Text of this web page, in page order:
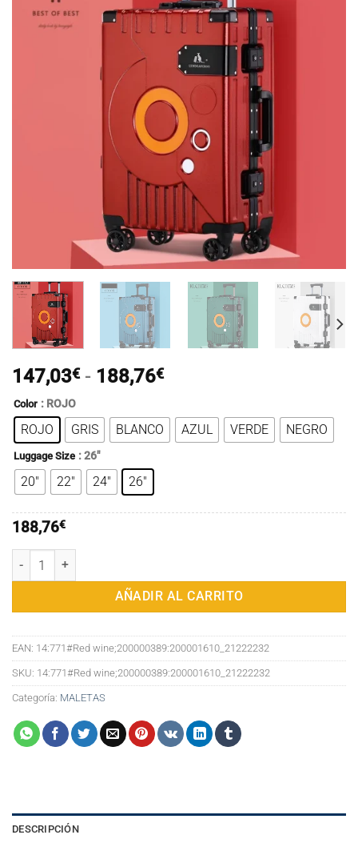
147,03€ - 188,76€Rango
precios:
desde
Color : ROJO
ROJO GRIS BLANCO AZUL VERDE NEGRO
Luggage Size : 26"
20" 22" 24" 26"
188,76€
Maleta con ruedas universales para hombre y mujer, maleta con
AÑADIR AL CARRITO
EAN: 14:771#Red wine;200000389:200001610_21222232
SKU: 14:771#Red wine;200000389:200001610_21222232
Categoría: MALETAS
DESCRIPCIÓN